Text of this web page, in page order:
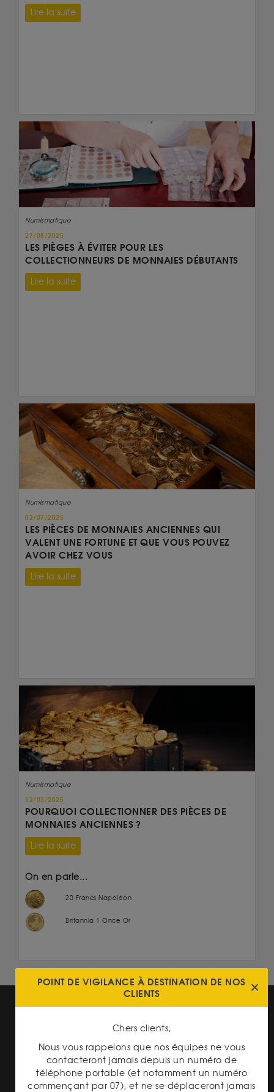
Lire la suite
Numismatique
27/08/2025
LES PIÈGES À ÉVITER POUR LES
COLLECTIONNEURS DE MONNAIES DÉBUTANTS
Lire la suite
Numismatique
02/07/2025
LES PIÈCES DE MONNAIES ANCIENNES QUI
VALENT UNE FORTUNE ET QUE VOUS POUVEZ
AVOIR CHEZ VOUS
Lire la suite
Numismatique
12/03/2025
POURQUOI COLLECTIONNER DES PIÈCES DE
MONNAIES ANCIENNES ?
Lire la suite
On en parle...
20 Francs Napoléon
Britannia 1 Once Or
PAIEMENT SECURISÉ
POINT DE VIGILANCE À DESTINATION DE NOS
CLIENTS
Chers clients,
Nous vous rappelons que nos équipes ne vous
contacteront jamais depuis un numéro de
téléphone portable (et notamment un numéro
commençant par 07), et ne se déplaceront jamais